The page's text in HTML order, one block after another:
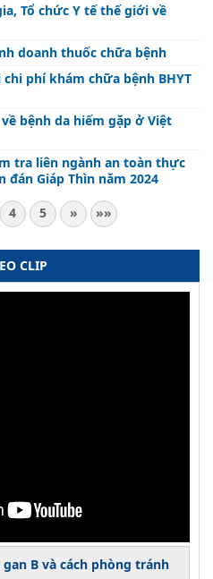
Tổ chức Y tế thế giới về
doanh thuốc chữa bệnh
phí khám chữa bệnh BHYT
bệnh da hiếm gặp ở Việt
tra liên ngành an toàn thực
Nguyên đán Giáp Thìn năm 2024
4 5 » »»
CLIP
B và cách phòng tránh